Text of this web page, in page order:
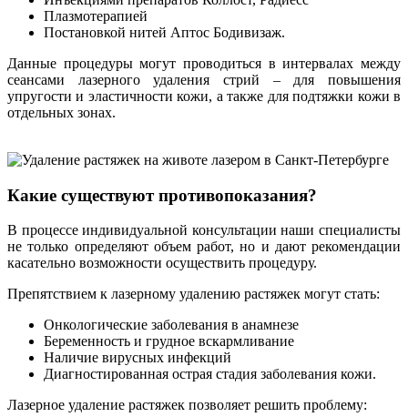
Плазмотерапией
Постановкой нитей Аптос Бодивизаж.
Данные процедуры могут проводиться в интервалах между
сеансами лазерного удаления стрий – для повышения
упругости и эластичности кожи, а также для подтяжки кожи в
отдельных зонах.
Какие существуют противопоказания?
В процессе индивидуальной консультации наши специалисты
не только определяют объем работ, но и дают рекомендации
касательно возможности осуществить процедуру.
Препятствием к лазерному удалению растяжек могут стать:
Онкологические заболевания в анамнезе
Беременность и грудное вскармливание
Наличие вирусных инфекций
Диагностированная острая стадия заболевания кожи.
Лазерное удаление растяжек позволяет решить проблему: